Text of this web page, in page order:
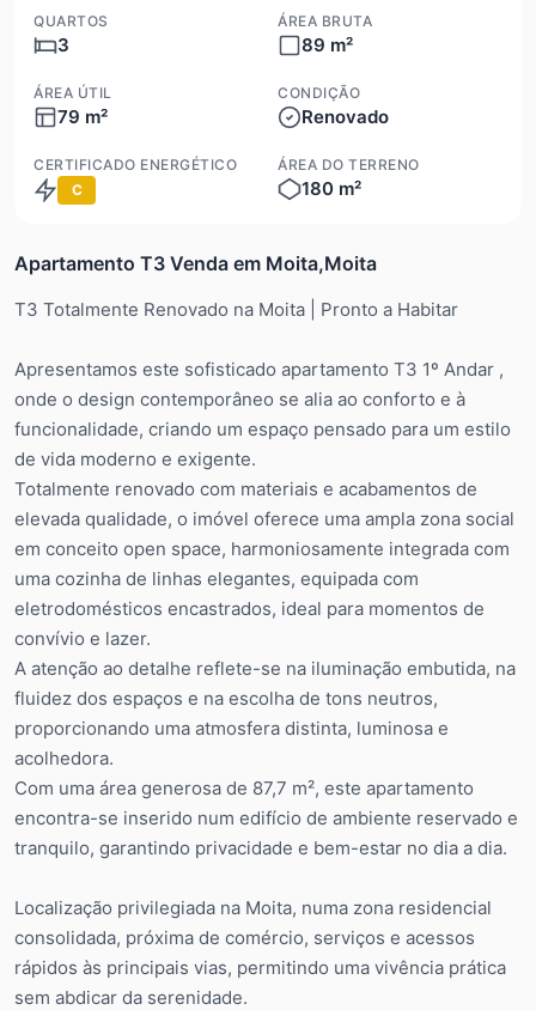
QUARTOS
3
ÁREA BRUTA
89 m²
ÁREA ÚTIL
79 m²
CONDIÇÃO
Renovado
CERTIFICADO ENERGÉTICO
C
ÁREA DO TERRENO
180 m²
Apartamento T3 Venda em Moita,Moita
T3 Totalmente Renovado na Moita | Pronto a Habitar
Apresentamos este sofisticado apartamento T3 1º Andar ,
onde o design contemporâneo se alia ao conforto e à
funcionalidade, criando um espaço pensado para um estilo
de vida moderno e exigente.
Totalmente renovado com materiais e acabamentos de
elevada qualidade, o imóvel oferece uma ampla zona social
em conceito open space, harmoniosamente integrada com
uma cozinha de linhas elegantes, equipada com
eletrodomésticos encastrados, ideal para momentos de
convívio e lazer.
A atenção ao detalhe reflete-se na iluminação embutida, na
fluidez dos espaços e na escolha de tons neutros,
proporcionando uma atmosfera distinta, luminosa e
acolhedora.
Com uma área generosa de 87,7 m², este apartamento
encontra-se inserido num edifício de ambiente reservado e
tranquilo, garantindo privacidade e bem-estar no dia a dia.
Localização privilegiada na Moita, numa zona residencial
consolidada, próxima de comércio, serviços e acessos
rápidos às principais vias, permitindo uma vivência prática
sem abdicar da serenidade.